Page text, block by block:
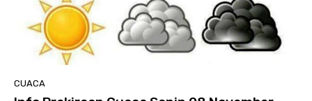
CUACA